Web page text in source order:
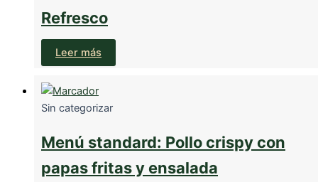
Refresco
Leer más
Sin categorizar
Menú standard: Pollo crispy con
papas fritas y ensalada